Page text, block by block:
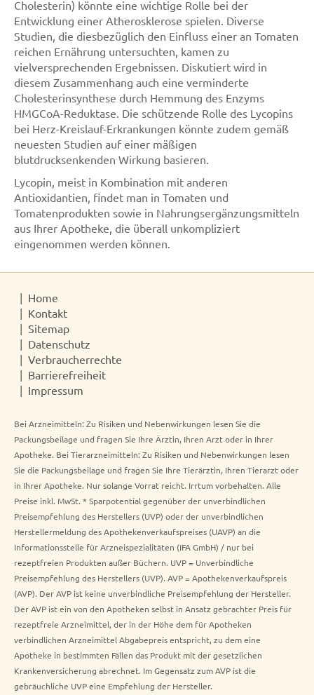
Cholesterin) könnte eine wichtige Rolle bei der
Entwicklung einer Atherosklerose spielen. Diverse
Studien, die diesbezüglich den Einfluss einer an Tomaten
reichen Ernährung untersuchten, kamen zu
vielversprechenden Ergebnissen. Diskutiert wird in
diesem Zusammenhang auch eine verminderte
Cholesterinsynthese durch Hemmung des Enzyms
HMGCoA-Reduktase. Die schützende Rolle des Lycopins
bei Herz-Kreislauf-Erkrankungen könnte zudem gemäß
neuesten Studien auf einer mäßigen
blutdrucksenkenden Wirkung basieren.
Lycopin, meist in Kombination mit anderen
Antioxidantien, findet man in Tomaten und
Tomatenprodukten sowie in Nahrungsergänzungsmitteln
aus Ihrer Apotheke, die überall unkompliziert
eingenommen werden können.
Home
Kontakt
Sitemap
Datenschutz
Verbraucherrechte
Barrierefreiheit
Impressum
Bei Arzneimitteln: Zu Risiken und Nebenwirkungen lesen Sie die
Packungsbeilage und fragen Sie Ihre Ärztin, Ihren Arzt oder in Ihrer
Apotheke. Bei Tierarzneimitteln: Zu Risiken und Nebenwirkungen lesen
Sie die Packungsbeilage und fragen Sie Ihre Tierärztin, Ihren Tierarzt oder
in Ihrer Apotheke. Nur solange Vorrat reicht. Irrtum vorbehalten. Alle
Preise inkl. MwSt. * Sparpotential gegenüber der unverbindlichen
Preisempfehlung des Herstellers (UVP) oder der unverbindlichen
Herstellermeldung des Apothekenverkaufspreises (UAVP) an die
Informationsstelle für Arzneispezialitäten (IFA GmbH) / nur bei
rezeptfreien Produkten außer Büchern. UVP = Unverbindliche
Preisempfehlung des Herstellers (UVP). AVP = Apothekenverkaufspreis
(AVP). Der AVP ist keine unverbindliche Preisempfehlung der Hersteller.
Der AVP ist ein von den Apotheken selbst in Ansatz gebrachter Preis für
rezeptfreie Arzneimittel, der in der Höhe dem für Apotheken
verbindlichen Arzneimittel Abgabepreis entspricht, zu dem eine
Apotheke in bestimmten Fällen das Produkt mit der gesetzlichen
Krankenversicherung abrechnet. Im Gegensatz zum AVP ist die
gebräuchliche UVP eine Empfehlung der Hersteller.